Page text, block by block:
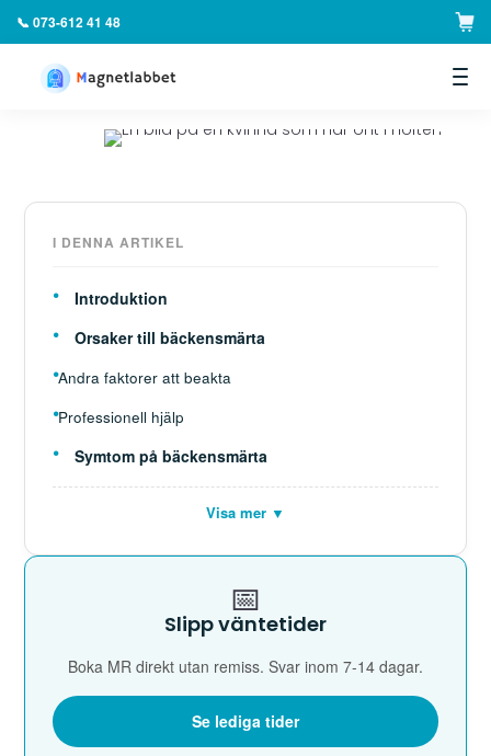
📞 073-612 41 48
I DENNA ARTIKEL
Introduktion
Orsaker till bäckensmärta
Andra faktorer att beakta
Professionell hjälp
Symtom på bäckensmärta
Visa mer ▼
📅
Slipp väntetider
Boka MR direkt utan remiss. Svar inom 7-14 dagar.
Se lediga tider